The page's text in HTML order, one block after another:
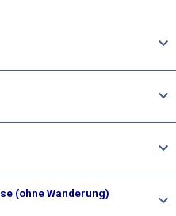
(ohne Wanderung)